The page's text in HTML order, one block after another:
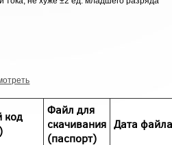
код
Файл для
скачивания
(паспорт)
Дата